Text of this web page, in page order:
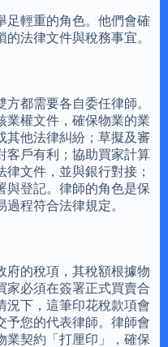
足輕重的角色。他們會確
法律文件與稅務事宜。
都需要各自委任律師。
業權文件，確保物業的業
其他法律糾紛；草擬及審
客戶有利；協助買家計算
文件，並與銀行對接；
與登記。律師的角色是保
程符合法律規定。
府的稅項，其稅額根據物
家必須在簽署正式買賣合
況下，這筆印花稅款項會
予您的代表律師。律師會
業契約「打厘印」，確保